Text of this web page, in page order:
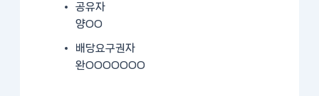
공유자
양OO
배당요구권자
완OOOOOOO